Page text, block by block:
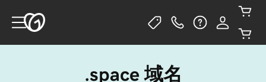
.space 域名